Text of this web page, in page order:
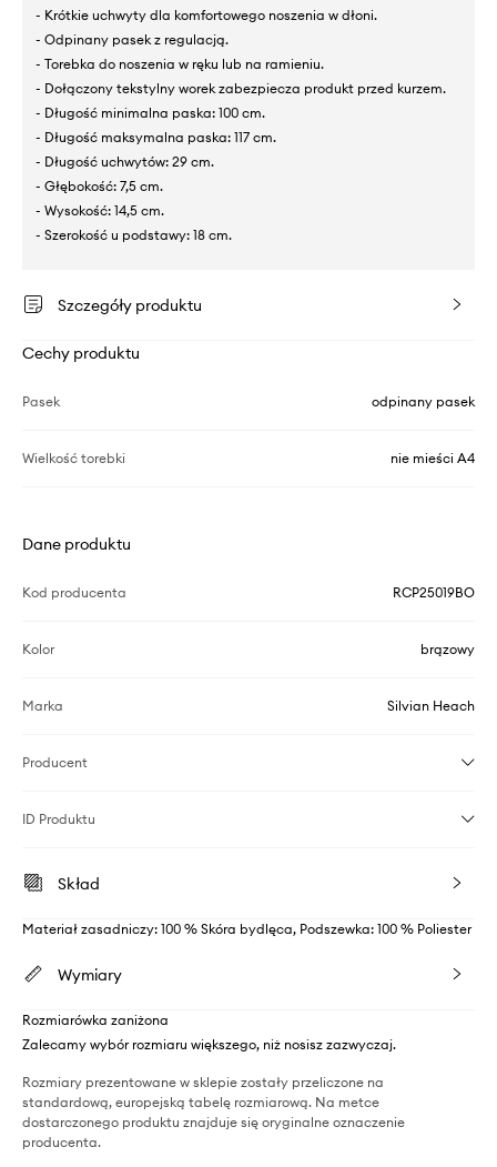
- Krótkie uchwyty dla komfortowego noszenia w dłoni.
- Odpinany pasek z regulacją.
- Torebka do noszenia w ręku lub na ramieniu.
- Dołączony tekstylny worek zabezpiecza produkt przed kurzem.
- Długość minimalna paska: 100 cm.
- Długość maksymalna paska: 117 cm.
- Długość uchwytów: 29 cm.
- Głębokość: 7,5 cm.
- Wysokość: 14,5 cm.
- Szerokość u podstawy: 18 cm.
Szczegóły produktu
Cechy produktu
Pasek odpinany pasek
Wielkość torebki nie mieści A4
Dane produktu
Kod producenta RCP25019BO
Kolor brązowy
Marka Silvian Heach
Producent
ID Produktu
Skład
Materiał zasadniczy: 100 % Skóra bydlęca, Podszewka: 100 % Poliester
Wymiary
Rozmiarówka zaniżona
Zalecamy wybór rozmiaru większego, niż nosisz zazwyczaj.
Rozmiary prezentowane w sklepie zostały przeliczone na
standardową, europejską tabelę rozmiarową. Na metce
dostarczonego produktu znajduje się oryginalne oznaczenie
producenta.